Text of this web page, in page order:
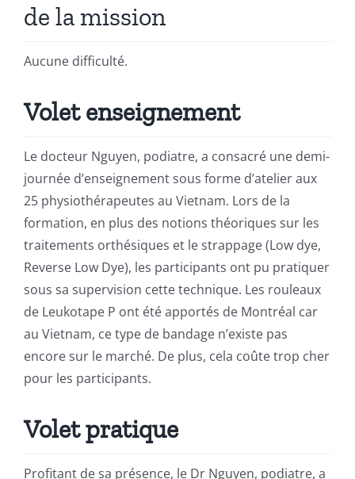
de la mission
Aucune difficulté.
Volet enseignement
Le docteur Nguyen, podiatre, a consacré une demi-
journée d’enseignement sous forme d’atelier aux
25 physiothérapeutes au Vietnam. Lors de la
formation, en plus des notions théoriques sur les
traitements orthésiques et le strappage (Low dye,
Reverse Low Dye), les participants ont pu pratiquer
sous sa supervision cette technique. Les rouleaux
de Leukotape P ont été apportés de Montréal car
au Vietnam, ce type de bandage n’existe pas
encore sur le marché. De plus, cela coûte trop cher
pour les participants.
Volet pratique
Profitant de sa présence, le Dr Nguyen, podiatre, a